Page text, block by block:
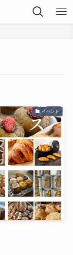
イベント